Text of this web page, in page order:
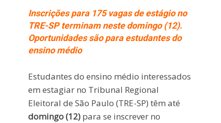
Inscrições para 175 vagas de estágio no
TRE-SP terminam neste domingo (12).
Oportunidades são para estudantes do
ensino médio
Estudantes do ensino médio interessados
em estagiar no Tribunal Regional
Eleitoral de São Paulo (TRE-SP) têm até
domingo (12)para se inscrever no